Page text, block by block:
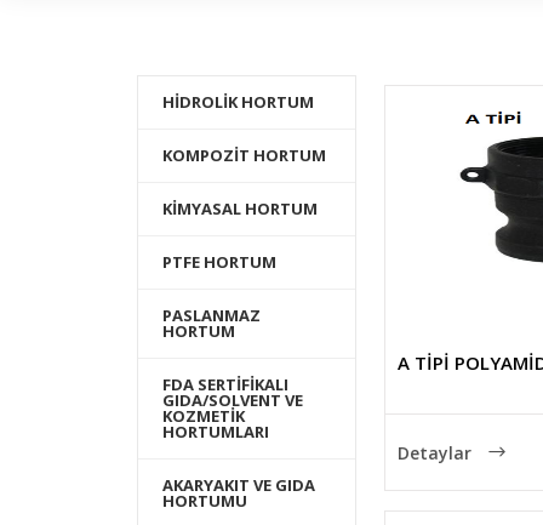
HİDROLİK HORTUM
KOMPOZİT HORTUM
KİMYASAL HORTUM
PTFE HORTUM
PASLANMAZ
HORTUM
FDA SERTİFİKALI
GIDA/SOLVENT VE
KOZMETİK
HORTUMLARI
AKARYAKIT VE GIDA
HORTUMU
A TİPİ
Detaylar